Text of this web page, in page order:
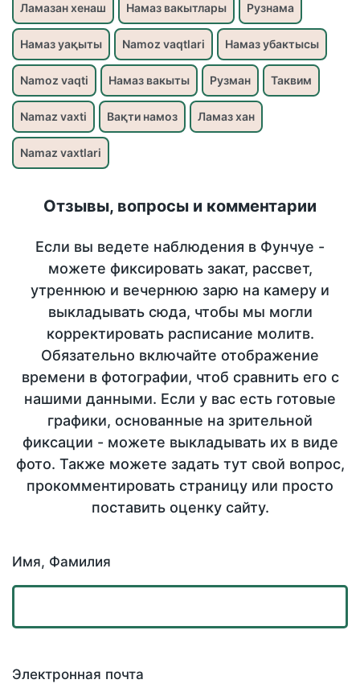
Ламазан хенаш Намаз вакытлары Рузнама
Намаз уақыты Namoz vaqtlari Намаз убактысы
Namoz vaqti Намаз вакыты Рузман Таквим
Namaz vaxti Вақти намоз Ламаз хан
Namaz vaxtlari
Отзывы, вопросы и комментарии
Если вы ведете наблюдения в Фунчуе -
можете фиксировать закат, рассвет,
утреннюю и вечернюю зарю на камеру и
выкладывать сюда, чтобы мы могли
корректировать расписание молитв.
Обязательно включайте отображение
времени в фотографии, чтоб сравнить его с
нашими данными. Если у вас есть готовые
графики, основанные на зрительной
фиксации - можете выкладывать их в виде
фото. Также можете задать тут свой вопрос,
прокомментировать страницу или просто
поставить оценку сайту.
Имя, Фамилия
Электронная почта